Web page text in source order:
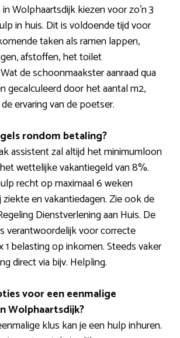
Wolphaartsdijk kiezen voor zo’n 3
in huis. Dit is voldoende tijd voor
taken als ramen lappen,
afstoffen, het toilet
de schoonmaakster aanraad qua
gecalculeerd door het aantal m2,
ervaring van de poetser.
rondom betaling?
assistent zal altijd het minimumloon
wettelijke vakantiegeld van 8%.
recht op maximaal 6 weken
en vakantiedagen. Zie ook de
Dienstverlening aan Huis. De
verantwoordelijk voor correcte
1 belasting op inkomen. Steeds vaker
direct via bijv. Helpling.
voor een eenmalige
Wolphaartsdijk?
klus kan je een hulp inhuren.